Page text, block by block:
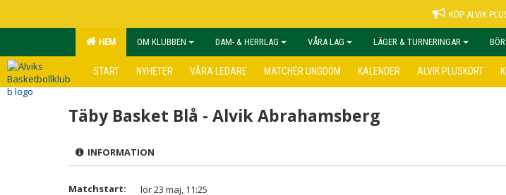
KÖP ALVIK
HEM OM KLUBBEN DAM- & HERRLAG VÅRA LAG LÄGER & TURNERINGAR
START NYHETER VÅRA LEDARE MATCHER UNGDOM KALENDER ALVIK PLUSKORT
Täby Basket Blå - Alvik Abrahamsberg
INFORMATION
Matchstart:
lör 23 maj, 11:25